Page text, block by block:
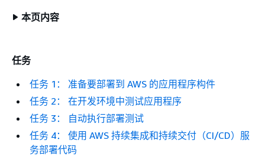
本页内容
任务
任务 1： 准备要部署到 AWS 的应用程序构件
任务 2： 在开发环境中测试应用程序
任务 3： 自动执行部署测试
任务 4： 使用 AWS 持续集成和持续交付（CI/CD）服
务部署代码